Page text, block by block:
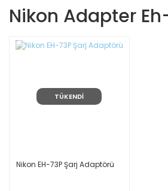
Nikon Adapter
TÜKENDİ
Nikon EH-73P Şarj Adaptörü